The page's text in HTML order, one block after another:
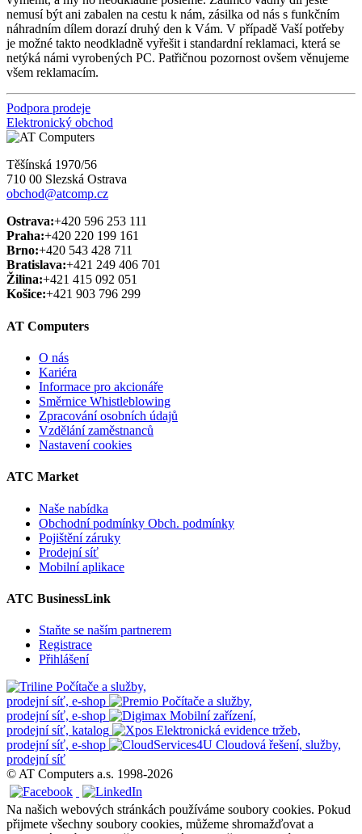
nemusí být ani zabalen na cestu k nám, zásilka od nás s funkčním
náhradním dílem dorazí druhý den k Vám. V případě Vaší potřeby
je možné takto neodkladně vyřešit i standardní reklamaci, která se
netýká námi vyrobených PC. Patřičnou pozornost ovšem věnujeme
všem reklamacím.
Podpora prodeje
Elektronický obchod
Těšínská 1970/56
710 00 Slezská Ostrava
obchod@atcomp.cz
Ostrava:+420 596 253 111
Praha:+420 220 199 161
Brno:+420 543 428 711
Bratislava:+421 249 406 701
Žilina:+421 415 092 051
Košice:+421 903 796 299
AT Computers
O nás
Kariéra
Informace pro akcionáře
Směrnice Whistleblowing
Zpracování osobních údajů
Vzdělání zaměstnanců
Nastavení cookies
ATC Market
Naše nabídka
Obchodní podmínky Obch. podmínky
Pojištění záruky
Prodejní síť
Mobilní aplikace
ATC BusinessLink
Staňte se naším partnerem
Registrace
Přihlášení
Počítače a služby,
prodejní síť, e-shop
Počítače a služby,
prodejní síť, e-shop
Mobilní zařízení,
prodejní síť, katalog
Elektronická evidence tržeb,
prodejní síť, e-shop
Cloudová řešení, služby,
prodejní síť
© AT Computers a.s. 1998-2026
Na našich webových stránkách používáme soubory cookies. Pokud
přijmete všechny soubory cookies, můžeme shromažďovat a